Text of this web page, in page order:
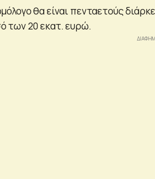
θα είναι πενταετούς
των 20 εκατ. ευρώ.